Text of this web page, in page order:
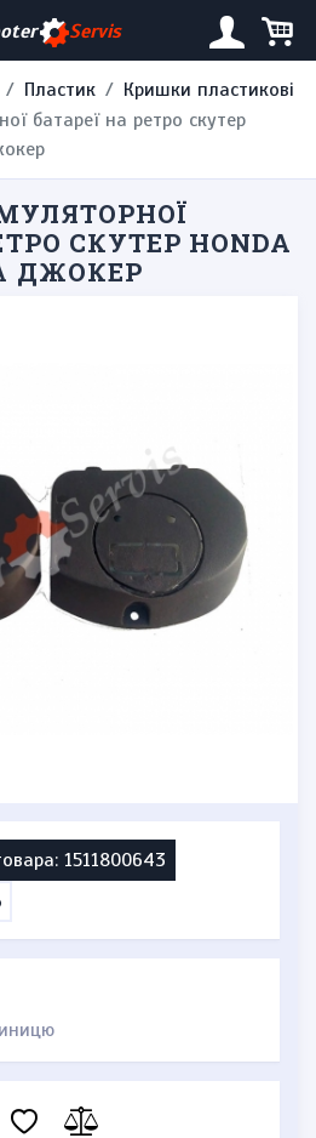
Servis
Пластик
Кришки пластикові
батареї на ретро скутер
СКУТЕР HONDA
ДЖОКЕР
1511800643